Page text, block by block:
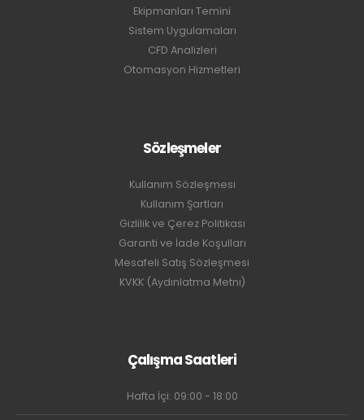
Ekipmanları Temini
Sistem Uygulamaları
CFD Analizleri
Otomasyon Hizmetleri
Sözleşmeler
Kullanım Sözleşmesi
Kullanım Şartları
Gizlilik ve Çerez Politikası
Garanti ve İade Koşulları
Mesafeli Satış Sözleşmesi
KVKK (Aydınlatma Metni)
Çalışma Saatleri
Hafta İçi: 09:00 - 18:00